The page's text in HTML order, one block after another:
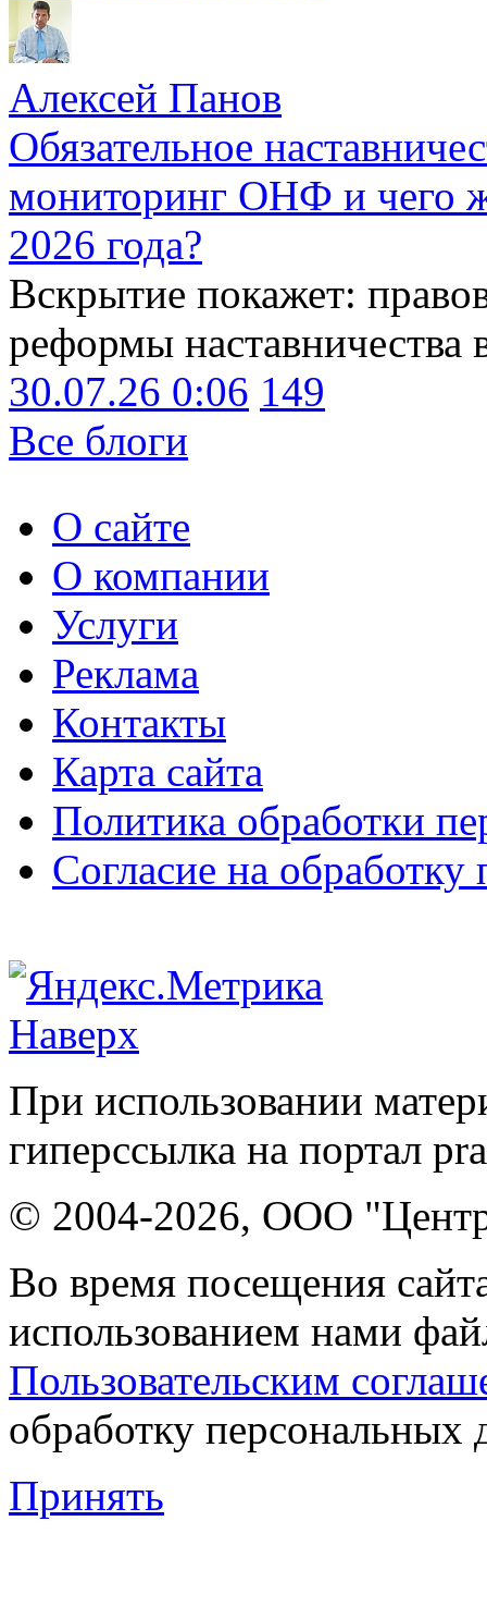
Алексей Панов
Обязательное
мониторинг ОНФ и чего
2026 года?
Вскрытие покажет:
реформы наставничества
30.07.26 0:06 149
Все блоги
О сайте
О компании
Услуги
Реклама
Контакты
Карта сайта
Политика обработки
Согласие на
Наверх
При использовании
гиперссылка на портал
© 2004-2026, ООО "Центр
Во время посещения
использованием нами
Пользовательским
обработку персональных
Принять